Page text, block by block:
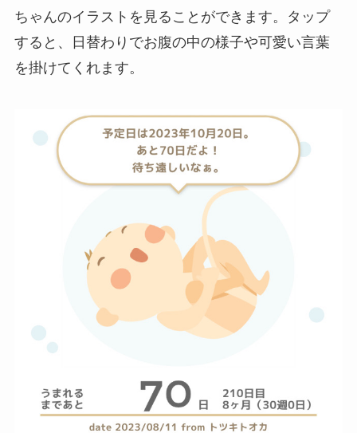
ちゃんのイラストを見ることができます。タップ
すると、日替わりでお腹の中の様子や可愛い言葉
を掛けてくれます。